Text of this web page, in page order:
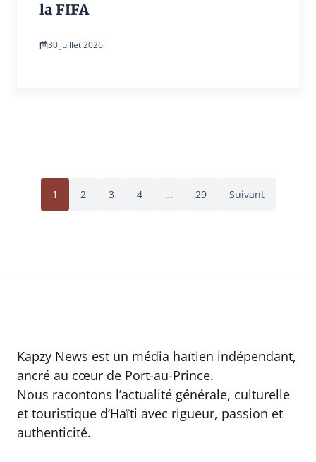
la FIFA
30 juillet 2026
1 2 3 4 … 29 Suivant
Kapzy News est un média haïtien indépendant,
ancré au cœur de Port-au-Prince.
Nous racontons l’actualité générale, culturelle
et touristique d’Haïti avec rigueur, passion et
authenticité.